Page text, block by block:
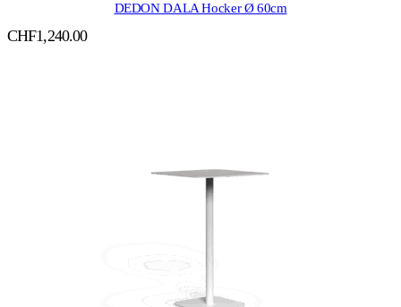
DEDON DALA Hocker Ø 60cm
CHF1,240.00